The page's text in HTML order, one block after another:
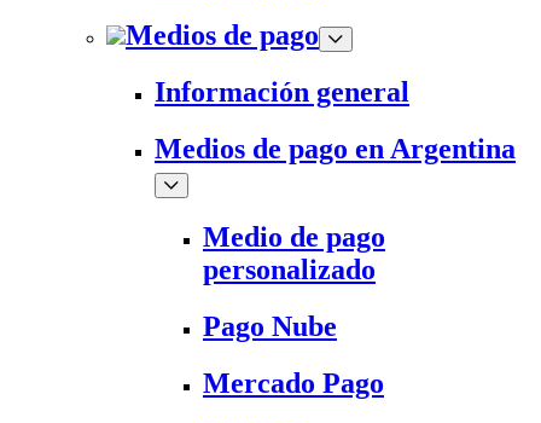
Medios de pago
Información general
Medios de pago en Argentina
Medio de pago
personalizado
Pago Nube
Mercado Pago